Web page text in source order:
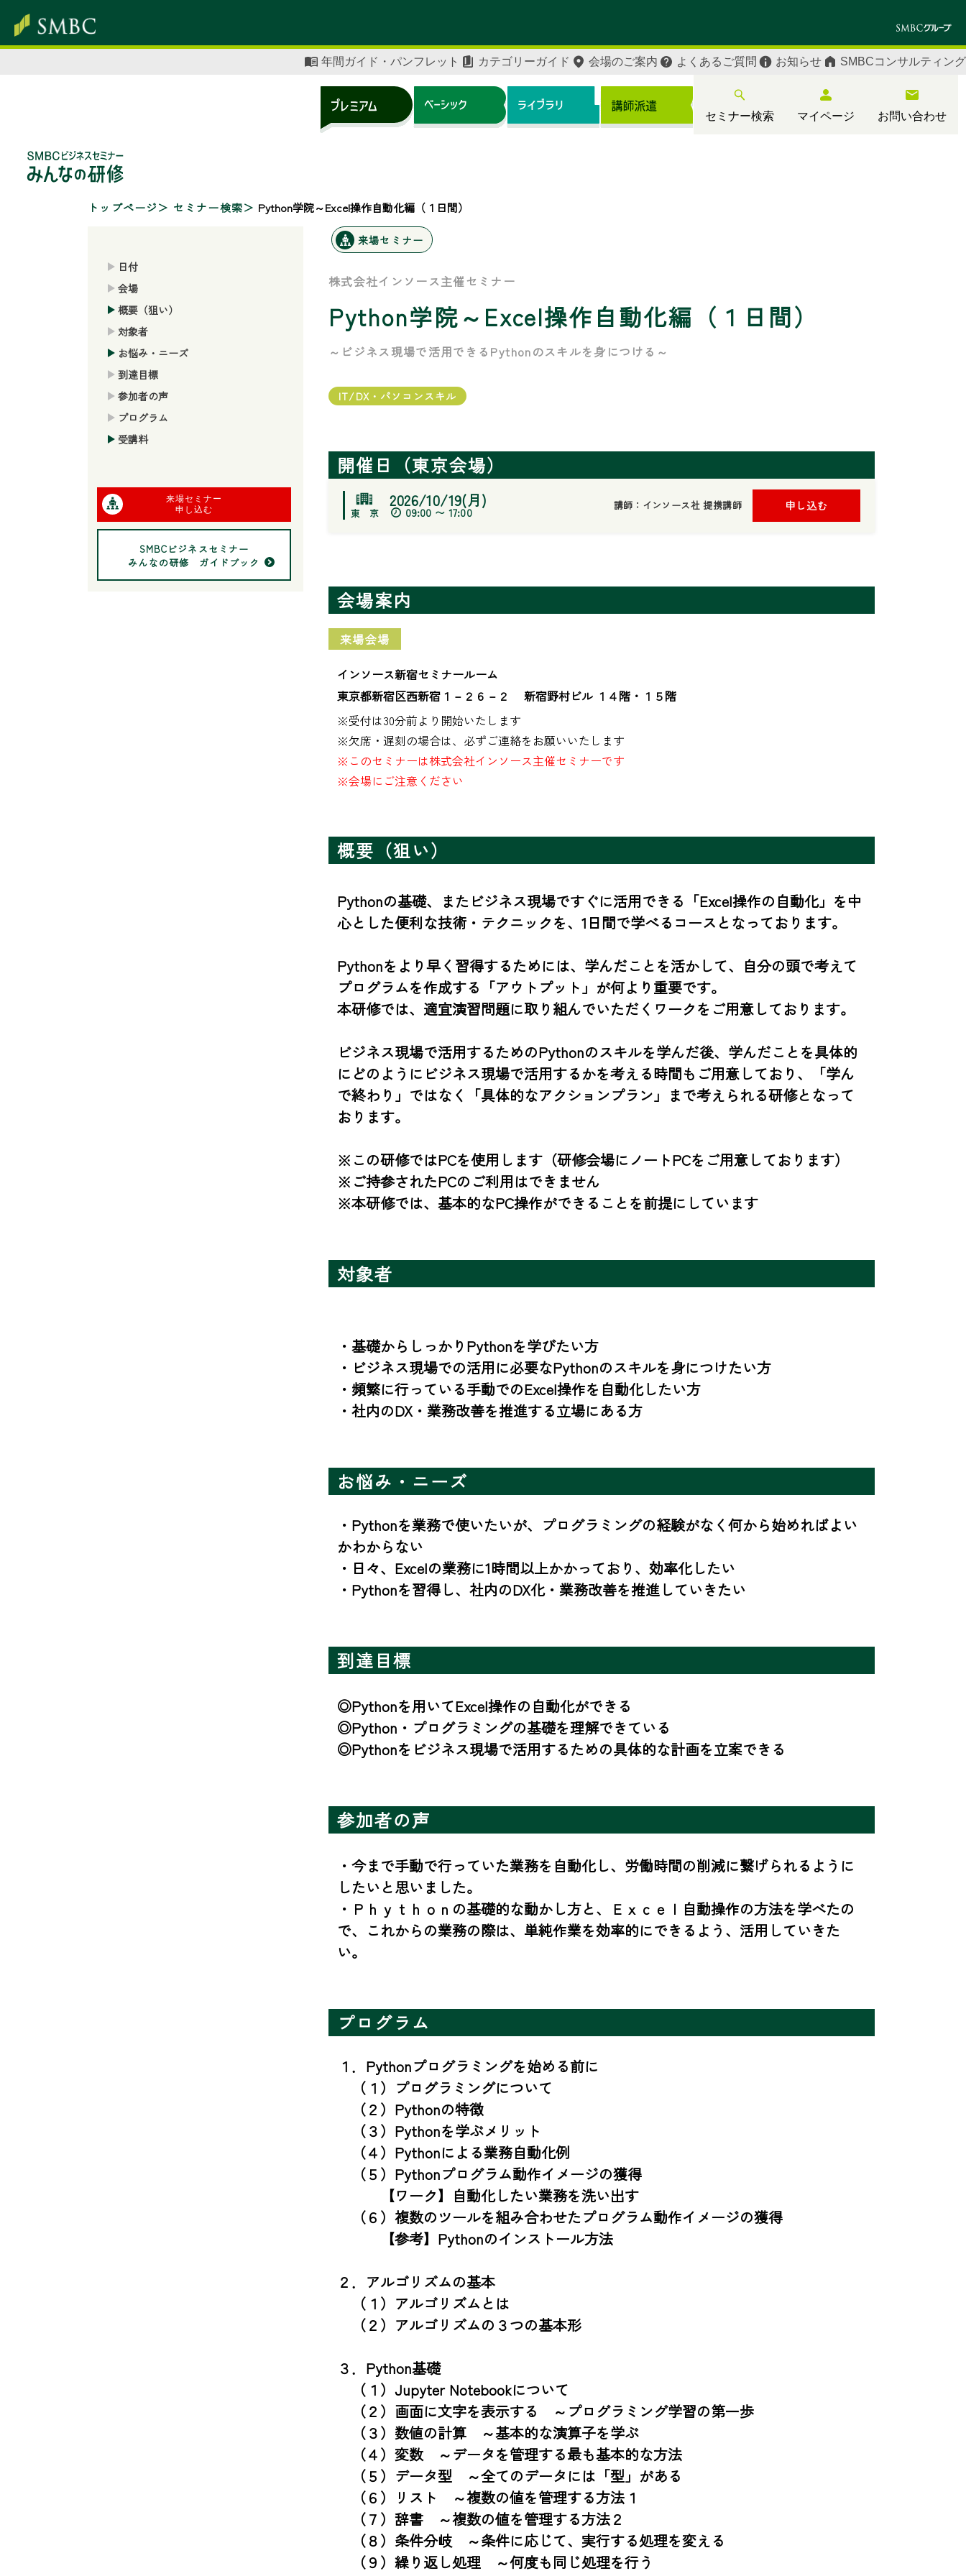
セミナー検索 マイページ お問い合わせ
年間ガイド・パンフレット カテゴリーガイド 会場のご案内 よくあるご質問 お知らせ SMBCコンサルティング
トップページ セミナー検索 Python学院～Excel操作自動化編（１日間）
日付
会場
概要（狙い）
対象者
お悩み・ニーズ
到達目標
参加者の声
プログラム
受講料
来場セミナー
申し込む
SMBCビジネスセミナー
みんなの研修 ガイドブック
来場セミナー
株式会社インソース主催セミナー
Python学院～Excel操作自動化編（１日間）
～ビジネス現場で活用できるPythonのスキルを身につける～
IT/DX・パソコンスキル
開催日（東京会場）
2026/10/19(月)
09:00 〜 17:00
講師：インソース社 提携講師 申し込む
会場案内
来場会場
インソース新宿セミナールーム
東京都新宿区西新宿１－２６－２ 新宿野村ビル １４階・１５階
※受付は30分前より開始いたします
※このセミナーは株式会社インソース主催セミナーです
※会場にご注意ください
概要（狙い）
Pythonの基礎、またビジネス現場ですぐに活用できる「Excel操作の自動化」を中
心とした便利な技術・テクニックを、1日間で学べるコースとなっております。
Pythonをより早く習得するためには、学んだことを活かして、自分の頭で考えて
プログラムを作成する「アウトプット」が何より重要です。
本研修では、適宜演習問題に取り組んでいただくワークをご用意しております。
ビジネス現場で活用するためのPythonのスキルを学んだ後、学んだことを具体的
にどのようにビジネス現場で活用するかを考える時間もご用意しており、「学ん
で終わり」ではなく「具体的なアクションプラン」まで考えられる研修となって
おります。
※この研修ではPCを使用します（研修会場にノートPCをご用意しております）
※ご持参されたPCのご利用はできません
※本研修では、基本的なPC操作ができることを前提にしています
対象者
・基礎からしっかりPythonを学びたい方
・ビジネス現場での活用に必要なPythonのスキルを身につけたい方
・頻繁に行っている手動でのExcel操作を自動化したい方
・社内のDX・業務改善を推進する立場にある方
お悩み・ニーズ
・Pythonを業務で使いたいが、プログラミングの経験がなく何から始めればよい
かわからない
・日々、Excelの業務に1時間以上かかっており、効率化したい
・Pythonを習得し、社内のDX化・業務改善を推進していきたい
到達目標
◎Pythonを用いてExcel操作の自動化ができる
◎Python・プログラミングの基礎を理解できている
◎Pythonをビジネス現場で活用するための具体的な計画を立案できる
参加者の声
・今まで手動で行っていた業務を自動化し、労働時間の削減に繋げられるように
したいと思いました。
・Ｐｈｙｔｈｏｎの基礎的な動かし方と、Ｅｘｃｅｌ自動操作の方法を学べたの
で、これからの業務の際は、単純作業を効率的にできるよう、活用していきた
い。
プログラム
１．Pythonプログラミングを始める前に
（１）プログラミングについて
（２）Pythonの特徴
（３）Pythonを学ぶメリット
（４）Pythonによる業務自動化例
（５）Pythonプログラム動作イメージの獲得
【ワーク】自動化したい業務を洗い出す
（６）複数のツールを組み合わせたプログラム動作イメージの獲得
【参考】Pythonのインストール方法
２．アルゴリズムの基本
（１）アルゴリズムとは
（２）アルゴリズムの３つの基本形
３．Python基礎
（１）Jupyter Notebookについて
（２）画面に文字を表示する　～プログラミング学習の第一歩
（３）数値の計算　～基本的な演算子を学ぶ
（４）変数　～データを管理する最も基本的な方法
（５）データ型　～全てのデータには「型」がある
（６）リスト　～複数の値を管理する方法１
（７）辞書　～複数の値を管理する方法２
（８）条件分岐　～条件に応じて、実行する処理を変える
（９）繰り返し処理　～何度も同じ処理を行う